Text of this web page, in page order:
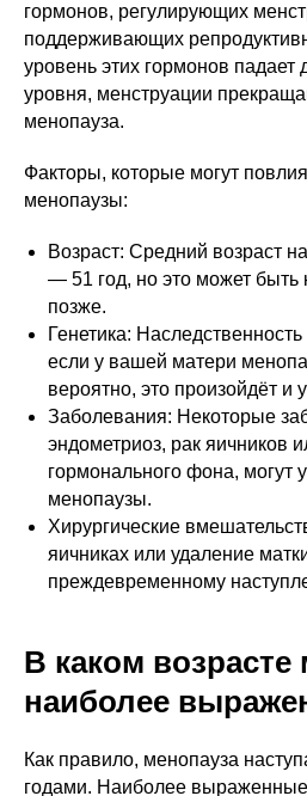
гормонов, регулирующих
поддерживающих
уровень этих гормонов падает
уровня, менструации
менопауза.
Факторы, которые могут
менопаузы:
Возраст: Средний возраст
— 51 год, но это может быть
позже.
Генетика:
если у вашей матери
вероятно, это произойдёт и
Заболевания: Некоторые
эндометриоз, рак яичников
гормонального фона, могут
менопаузы.
Хирургические
яичниках или удаление
преждевременному
В каком возрасте
наиболее
Как правило, менопауза
годами. Наиболее